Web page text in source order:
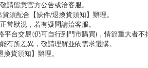
請留意官方公告或洽客服。
須配合【缺件/退換貨須知】辦理。
常狀況，若有疑問請洽客服。
台交易(仍可自行到門市購買)，情節重大者不
有所差異，敬請理解並依需求選購。
貨須知】辦理。